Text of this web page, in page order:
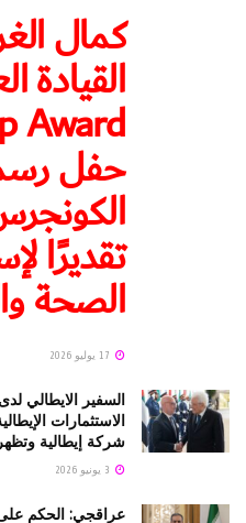
كمال
حفل
تقديرًا
الصحة
السفير الايطالي
شركة إيطالية
عراقجي: الحكم